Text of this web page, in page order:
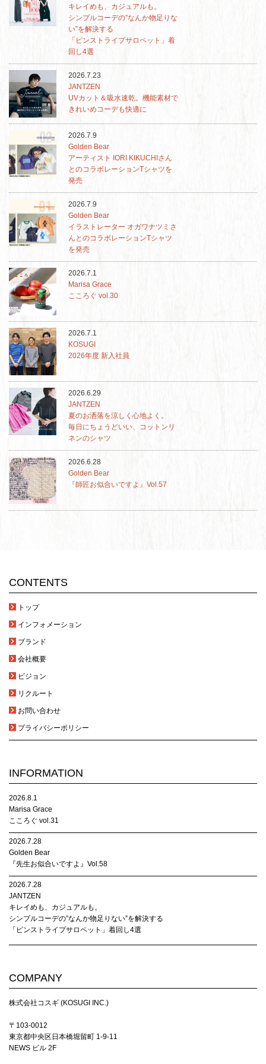
キレイめも、カジュアルも。
シンプルコーデの”なんか物足りな
い”を解決する
「ピンストライプサロペット」着
回し4選
2026.7.23
JANTZEN
UVカット＆吸水速乾。機能素材で
きれいめコーデも快適に
2026.7.9
Golden Bear
アーティスト IORI KIKUCHIさん
とのコラボレーションTシャツを
発売
2026.7.9
Golden Bear
イラストレーター オガワナツミさ
んとのコラボレーションTシャツ
を発売
2026.7.1
Marisa Grace
こころぐ vol.30
2026.7.1
KOSUGI
2026年度 新入社員
2026.6.29
JANTZEN
夏のお洒落を涼しく心地よく。
毎日にちょうどいい、コットンリ
ネンのシャツ
2026.6.28
Golden Bear
『師匠お似合いですよ』Vol.57
CONTENTS
トップ
インフォメーション
ブランド
会社概要
ビジョン
リクルート
お問い合わせ
プライバシーポリシー
INFORMATION
2026.8.1
Marisa Grace
こころぐ vol.31
2026.7.28
Golden Bear
『先生お似合いですよ』Vol.58
2026.7.28
JANTZEN
キレイめも、カジュアルも。
シンプルコーデの”なんか物足りない”を解決する
「ピンストライプサロペット」着回し4選
COMPANY
株式会社コスギ (KOSUGI INC.)
〒103-0012
東京都中央区日本橋堀留町 1-9-11
NEWS ビル 2F